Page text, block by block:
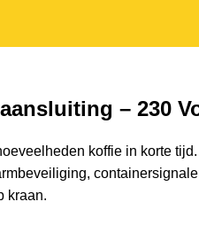
– 230
koffie in korte
kraan.